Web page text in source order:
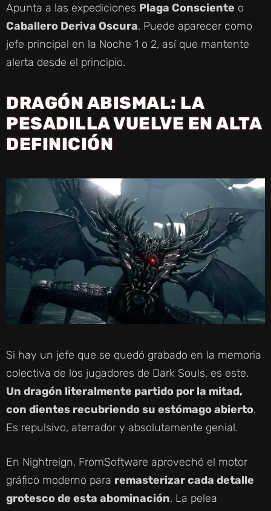
Apunta a las expediciones Plaga Consciente o
Caballero Deriva Oscura. Puede aparecer como
jefe principal en la Noche 1 o 2, así que mantente
alerta desde el principio.
DRAGÓN ABISMAL: LA
PESADILLA VUELVE EN ALTA
DEFINICIÓN
Si hay un jefe que se quedó grabado en la memoria
colectiva de los jugadores de Dark Souls, es este.
Un dragón literalmente partido por la mitad,
con dientes recubriendo su estómago abierto.
Es repulsivo, aterrador y absolutamente genial.
En Nightreign, FromSoftware aprovechó el motor
gráfico moderno para remasterizar cada detalle
grotesco de esta abominación. La pelea